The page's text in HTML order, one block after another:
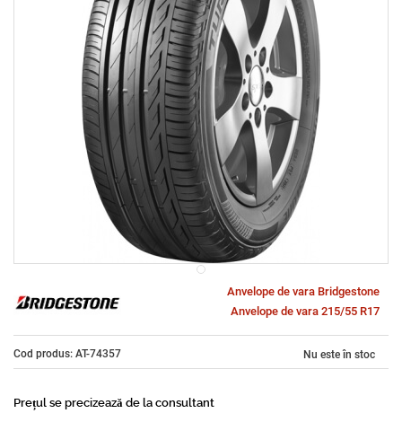
Anvelope de vara Bridgestone
Anvelope de vara 215/55 R17
Cod produs: AT-74357 Nu este în stoc
Prețul se precizează de la consultant